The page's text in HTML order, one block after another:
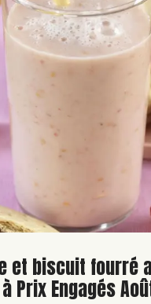
de la recette
et biscuit fourré
Prix Engagés